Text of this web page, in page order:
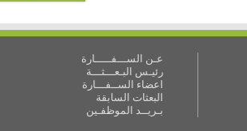
عـن الســـفـــــارة
رئيـس البـعـــثـــة
اعضاء الســفـــارة
البعثات السابقة
بـريــد الموظفـين